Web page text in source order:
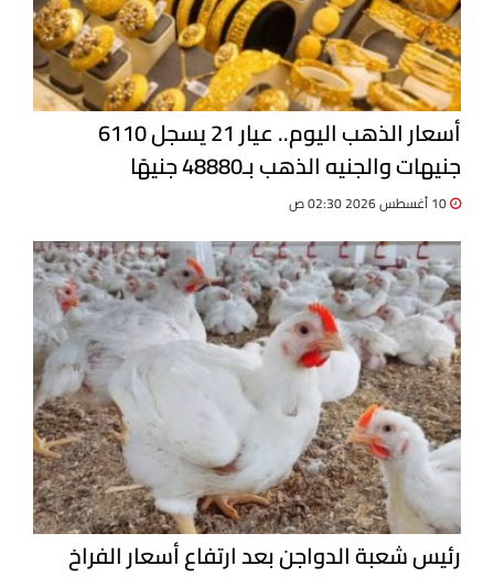
أسعار الذهب اليوم.. عيار 21 يسجل 6110
جنيهات والجنيه الذهب بـ48880 جنيهًا
رئيس شعبة الدواجن بعد ارتفاع أسعار الفراخ